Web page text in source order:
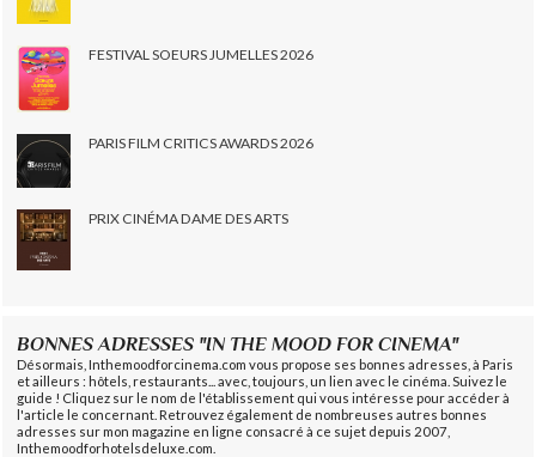
FESTIVAL SOEURS JUMELLES 2026
PARIS FILM CRITICS AWARDS 2026
PRIX CINÉMA DAME DES ARTS
BONNES ADRESSES "IN THE MOOD FOR CINEMA"
Désormais, Inthemoodforcinema.com vous propose ses bonnes adresses, à Paris
et ailleurs : hôtels, restaurants... avec, toujours, un lien avec le cinéma. Suivez le
guide ! Cliquez sur le nom de l'établissement qui vous intéresse pour accéder à
l'article le concernant. Retrouvez également de nombreuses autres bonnes
adresses sur mon magazine en ligne consacré à ce sujet depuis 2007,
Inthemoodforhotelsdeluxe.com.